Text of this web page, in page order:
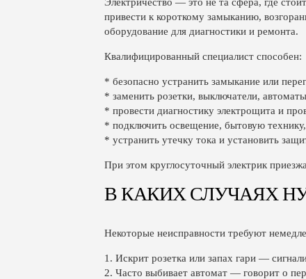
привести к короткому замыканию,
оборудование для диагностики и ремонта.
Квалифицированный специалист способен:
* безопасно устранить замыкание или
* заменить розетки, выключатели,
* провести диагностику электрощита и
* подключить освещение, бытовую
* устранить утечку тока и установить
При этом круглосуточный электрик
В КАКИХ СЛУЧАЯХ
Некоторые неисправности требуют
1. Искрит розетка или запах гари —
2. Часто выбивает автомат — говорит о